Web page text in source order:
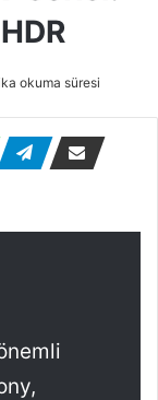
okuma süresi